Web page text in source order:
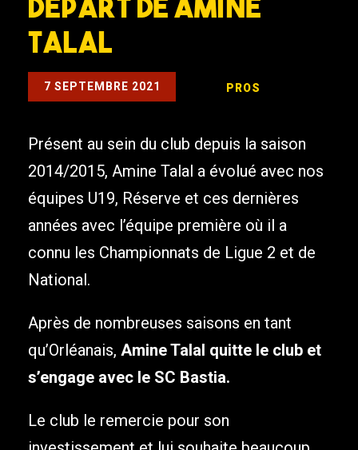
Talal
7 SEPTEMBRE 2021 PROS
Présent au sein du club depuis la saison
2014/2015, Amine Talal a évolué avec nos
équipes U19, Réserve et ces dernières
années avec l’équipe première où il a
connu les Championnats de Ligue 2 et de
National.
Après de nombreuses saisons en tant
qu’Orléanais, Amine Talal quitte le club et
s’engage avec le SC Bastia.
Le club le remercie pour son